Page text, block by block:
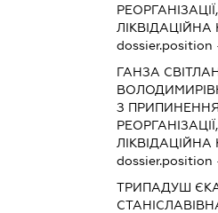
РЕОРГАНІЗАЦІЇ,
ЛІКВІДАЦІЙНА
dossier.position
ГАНЗА
З ПРИПИНЕННЯ
РЕОРГАНІЗАЦІЇ,
ЛІКВІДАЦІЙНА
dossier.position
ТРИПАДУШ